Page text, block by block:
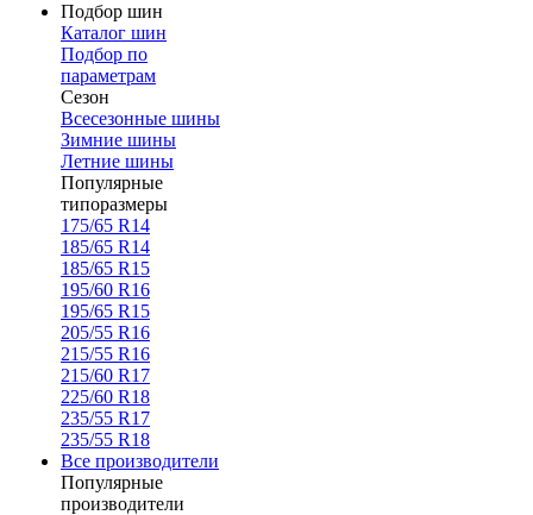
Подбор шин
Каталог шин
Подбор по
параметрам
Сезон
Всесезонные шины
Зимние шины
Летние шины
Популярные
типоразмеры
175/65 R14
185/65 R14
185/65 R15
195/60 R16
195/65 R15
205/55 R16
215/55 R16
215/60 R17
225/60 R18
235/55 R17
235/55 R18
Все производители
Популярные
производители